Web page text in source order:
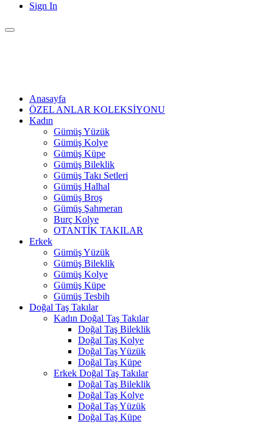
Sign In
Anasayfa
ÖZEL ANLAR KOLEKSİYONU
Kadın
Gümüş Yüzük
Gümüş Kolye
Gümüş Küpe
Gümüş Bileklik
Gümüş Takı Setleri
Gümüş Halhal
Gümüş Broş
Gümüş Şahmeran
Burç Kolye
OTANTİK TAKILAR
Erkek
Gümüş Yüzük
Gümüş Bileklik
Gümüş Kolye
Gümüş Küpe
Gümüş Tesbih
Doğal Taş Takılar
Kadın Doğal Taş Takılar
Doğal Taş Bileklik
Doğal Taş Kolye
Doğal Taş Yüzük
Doğal Taş Küpe
Erkek Doğal Taş Takılar
Doğal Taş Bileklik
Doğal Taş Kolye
Doğal Taş Yüzük
Doğal Taş Küpe